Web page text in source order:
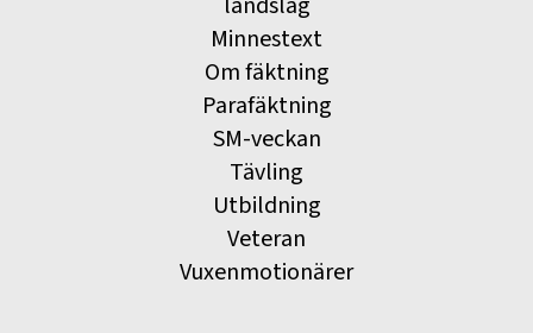
Minnestext
Om fäktning
Parafäktning
SM-veckan
Tävling
Utbildning
Veteran
Vuxenmotionärer